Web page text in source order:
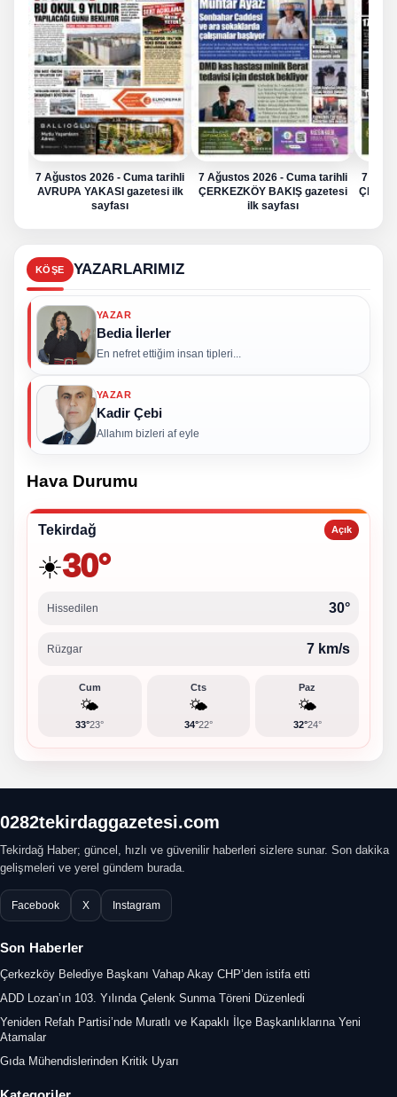
7 Ağustos 2026 - Cuma tarihli
AVRUPA YAKASI gazetesi ilk
sayfası
7 Ağustos 2026 - Cuma tarihli
ÇERKEZKÖY BAKIŞ gazetesi
ilk sayfası
7
KÖŞE YAZARLARIMIZ
YAZAR
Bedia İlerler
En nefret ettiğim insan tipleri...
YAZAR
Kadir Çebi
Allahım bizleri af eyle
Hava Durumu
Tekirdağ Açık
☀️30°
Hissedilen 30°
Rüzgar 7 km/s
Cum
🌤️
33°23°
Cts
🌤️
34°22°
Paz
🌤️
32°24°
0282tekirdaggazetesi.com
Tekirdağ Haber; güncel, hızlı ve güvenilir haberleri sizlere sunar. Son dakika
gelişmeleri ve yerel gündem burada.
Facebook X Instagram
Son Haberler
Çerkezköy Belediye Başkanı Vahap Akay CHP’den istifa etti
ADD Lozan’ın 103. Yılında Çelenk Sunma Töreni Düzenledi
Yeniden Refah Partisi’nde Muratlı ve Kapaklı İlçe Başkanlıklarına Yeni
Atamalar
Gıda Mühendislerinden Kritik Uyarı